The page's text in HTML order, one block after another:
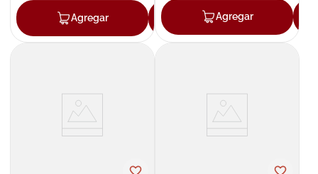
Agregar Agregar
Agregar